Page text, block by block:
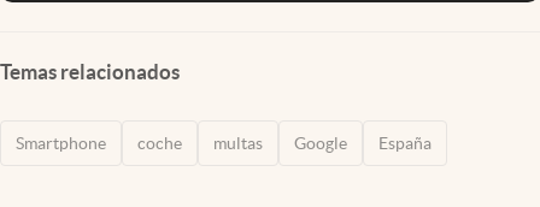
Temas relacionados
Smartphone coche multas Google España